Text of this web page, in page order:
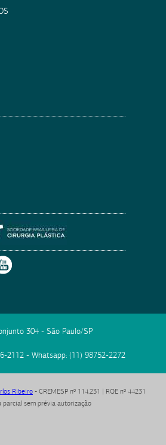
+
304 - São Paulo/SP
2112 - Whatsapp: (11) 98752-2272
Ribeiro - CREMESP nº 114.231 | RQE nº 44231
sem prévia autorização